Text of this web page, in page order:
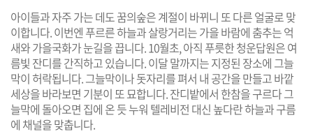
아이들과 자주 가는 데도 꿈의숲은 계절이 바뀌니 또 다른 얼굴로 맞
이합니다. 이번엔 푸르른 하늘과 살랑거리는 가을 바람에 춤추는 억
새와 가을국화가 눈길을 끕니다. 10월초, 아직 푸릇한 청운답원은 여
름빛 잔디를 간직하고 있습니다. 이달 말까지는 지정된 장소에 그늘
막이 허락됩니다. 그늘막이나 돗자리를 펴서 내 공간을 만들고 바깥
세상을 바라보면 기분이 또 묘합니다. 잔디밭에서 한참을 구르다 그
늘막에 돌아오면 집에 온 듯 누워 텔레비전 대신 높다란 하늘과 구름
에 채널을 맞춥니다.